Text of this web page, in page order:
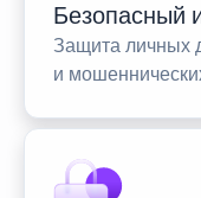
Безопасный
Защита личных
и